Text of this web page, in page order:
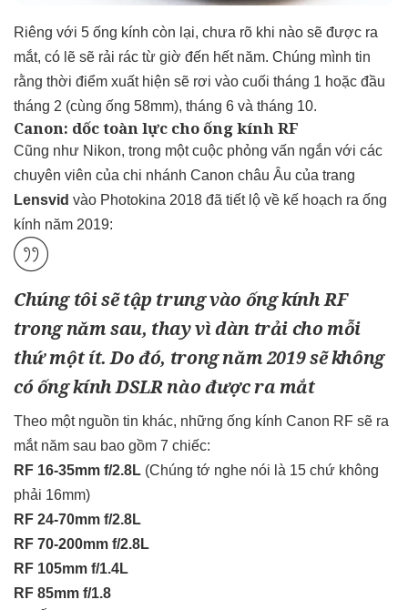
Riêng với 5 ống kính còn lại, chưa rõ khi nào sẽ được ra
mắt, có lẽ sẽ rải rác từ giờ đến hết năm. Chúng mình tin
rằng thời điểm xuất hiện sẽ rơi vào cuối tháng 1 hoặc đầu
tháng 2 (cùng ống 58mm), tháng 6 và tháng 10.
Canon: dốc toàn lực cho ống kính RF
Cũng như Nikon, trong một cuộc phỏng vấn ngắn với các
chuyên viên của chi nhánh Canon châu Âu của trang
Lensvid vào Photokina 2018 đã tiết lộ về kế hoạch ra ống
kính năm 2019:
Chúng tôi sẽ tập trung vào ống kính RF
trong năm sau, thay vì dàn trải cho mỗi
thứ một ít. Do đó, trong năm 2019 sẽ không
có ống kính DSLR nào được ra mắt
Theo một nguồn tin khác, những ống kính Canon RF sẽ ra
mắt năm sau bao gồm 7 chiếc:
RF 16-35mm f/2.8L (Chúng tớ nghe nói là 15 chứ không
phải 16mm)
RF 24-70mm f/2.8L
RF 70-200mm f/2.8L
RF 105mm f/1.4L
RF 85mm f/1.8